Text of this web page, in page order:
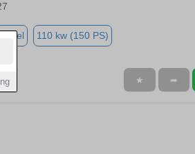
Diesel 110 kw (150 PS)
★ ➦